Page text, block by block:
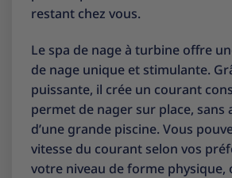
restant chez vous.
Le spa de nage à turbine offre
de nage unique et stimulante.
puissante, il crée un courant
permet de nager sur place, sans
d’une grande piscine. Vous
vitesse du courant selon vos
votre niveau de forme physique,